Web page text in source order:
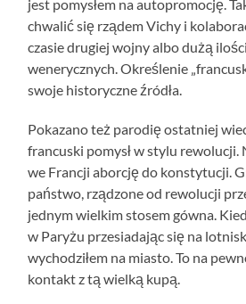
jest pomysłem na autopromocję.
chwalić się rządem Vichy i
czasie drugiej wojny albo dużą
wenerycznych. Określenie
swoje historyczne źródła.
Pokazano też parodię ostatniej
francuski pomysł w stylu
we Francji aborcję do konstytucji.
państwo, rządzone od rewolucji
jednym wielkim stosem gówna.
w Paryżu przesiadając się na
wychodziłem na miasto. To na
kontakt z tą wielką kupą.